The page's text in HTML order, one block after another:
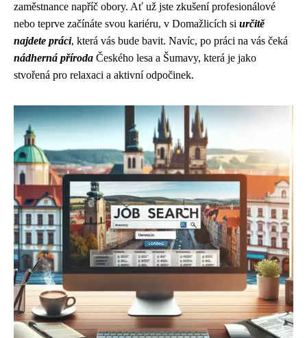
zaměstnance napříč obory. Ať už jste zkušení profesionálové
nebo teprve začínáte svou kariéru, v Domažlicích si určitě
najdete práci, která vás bude bavit. Navíc, po práci na vás čeká
nádherná příroda Českého lesa a Šumavy, která je jako
stvořená pro relaxaci a aktivní odpočinek.